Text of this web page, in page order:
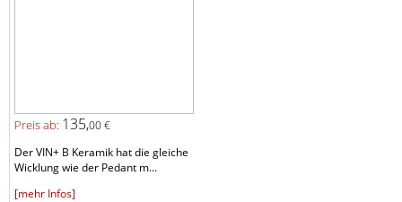
Preis ab: 135,00 €
Der VIN+ B Keramik hat die gleiche
Wicklung wie der Pedant m...
[mehr Infos]